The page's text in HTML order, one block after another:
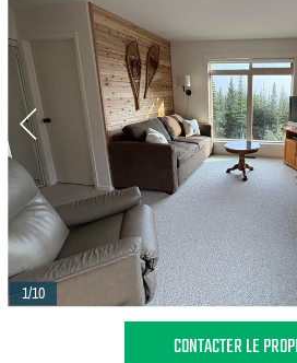
1/10
CONTACTER LE